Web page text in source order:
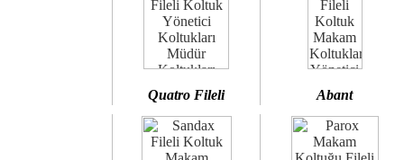
Quatro Fileli Abant